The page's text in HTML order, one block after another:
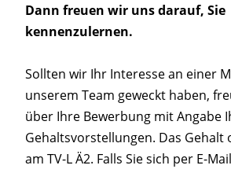
Dann freuen wir uns darauf, Sie
kennenzulernen.
Sollten wir Ihr Interesse an einer
unserem Team geweckt haben,
über Ihre Bewerbung mit Angabe
Gehaltsvorstellungen. Das Gehalt
am TV-L Ä2. Falls Sie sich per E-